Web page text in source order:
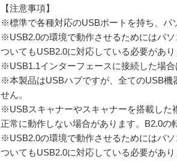
【注意事項】
※標準で各種対応のUSBポートを持ち、パ
※USB2.0の環境で動作させるためにはパ
ついてもUSB2.0に対応している必要があり
※USB1.1インターフェースに接続した場合
※本製品はUSBハブですが、全てのUSB機
せん。
※USBスキャナーやスキャナーを搭載した
正常に動作しない場合があります。B2.0の
※USB2.0の環境で動作させるためにはパ
ついてもUSB2.0に対応している必要があり